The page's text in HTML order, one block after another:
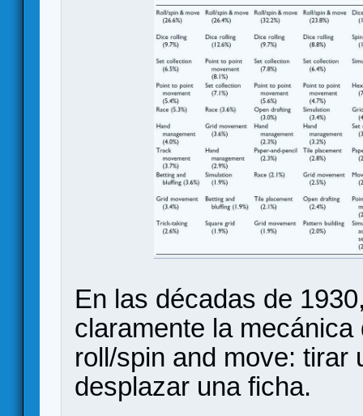
En las décadas de
claramente la
roll/spin and move: tirar
desplazar una ficha.